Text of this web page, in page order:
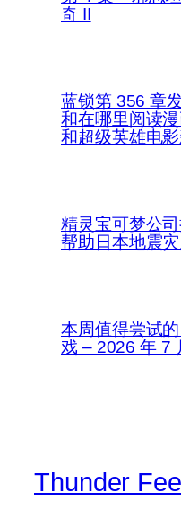
奇 II
蓝锁第 356 章
和在哪里阅读
和超级英雄电
精灵宝可梦公
帮助日本地震
本周值得尝试
戏 – 2026 年 7
Thunder